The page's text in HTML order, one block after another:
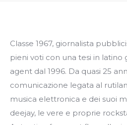
Classe 1967, giornalista
pieni voti con una tesi in latino
agent dal 1996. Da quasi 25
comunicazione legata al
musica elettronica e dei suoi
deejay, le vere e proprie